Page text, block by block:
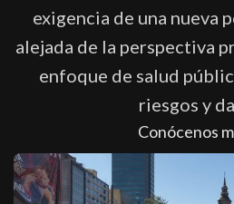
exigencia de una nueva
alejada de la perspectiva
enfoque de salud
riesgos y
Conócenos